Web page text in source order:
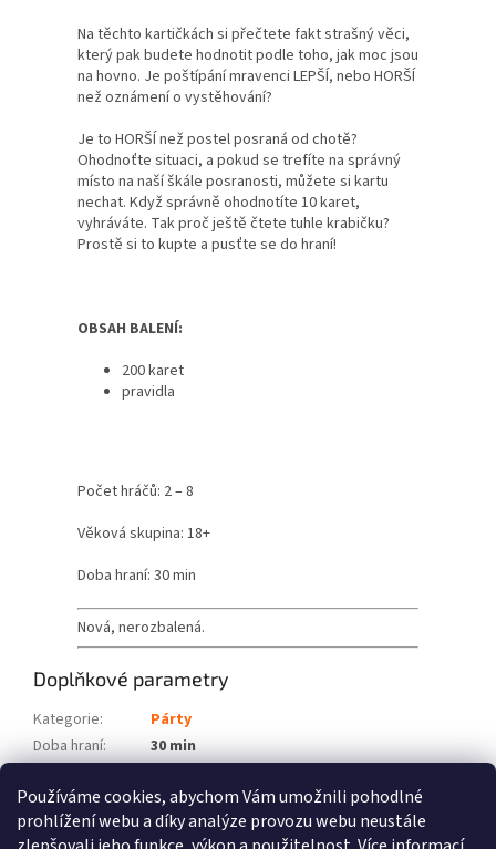
Používáme cookies, abychom Vám umožnili pohodlné
prohlížení webu a díky analýze provozu webu neustále
Na těchto kartičkách si přečtete fakt strašný věci,
který pak budete hodnotit podle toho, jak moc jsou
na hovno. Je poštípání mravenci LEPŠÍ, nebo HORŠÍ
než oznámení o vystěhování?
Je to HORŠÍ než postel posraná od chotě?
Ohodnoťte situaci, a pokud se trefíte na správný
místo na naší škále posranosti, můžete si kartu
nechat. Když správně ohodnotíte 10 karet,
vyhráváte. Tak proč ještě čtete tuhle krabičku?
Prostě si to kupte a pusťte se do hraní!
OBSAH BALENÍ:
200 karet
pravidla
Počet hráčů: 2 – 8
Věková skupina: 18+
Doba hraní: 30 min
Nová, nerozbalená.
Doplňkové parametry
Kategorie:
Párty
Doba hraní:
30 min
Věková skupina: 18+